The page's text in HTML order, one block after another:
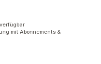
mit Abonnements &